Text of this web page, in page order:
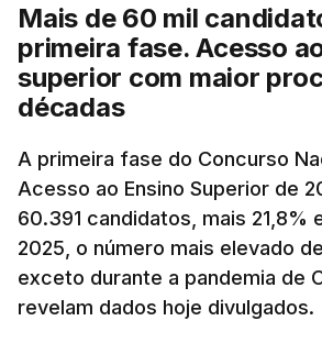
posto de abastecimento, a marca
A atualização do desconto do
Produtos Petrolíferos (ISP)
O Governo comprometeu-se a
extraordinária e temporária no
verifique um aumento do preço
superior a 10 cêntimos, para
preços.
Mais de 60 mil
primeira fase. Acesso
superior com maior
décadas
A primeira fase do Concurso
Acesso ao Ensino Superior de
60.391 candidatos, mais 21,8%
2025, o número mais elevado
exceto durante a pandemia de
revelam dados hoje divulgados.